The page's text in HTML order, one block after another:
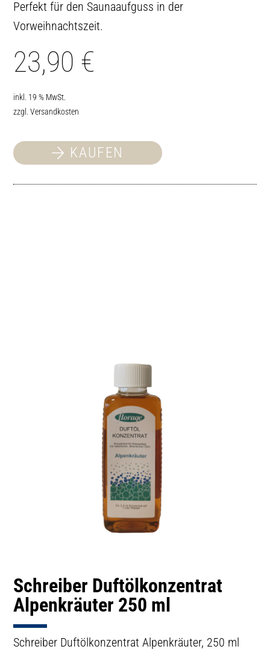
Perfekt für den Saunaaufguss in der
Vorweihnachtszeit.
23,90 €
inkl. 19 % MwSt.
zzgl.Versandkosten
KAUFEN
Schreiber Duftölkonzentrat
Alpenkräuter 250 ml
Schreiber Duftölkonzentrat Alpenkräuter, 250 ml